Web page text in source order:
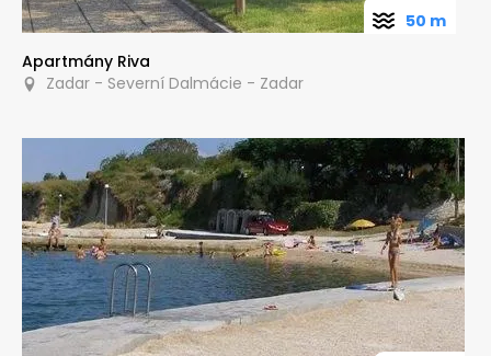
Apartmány Riva
Zadar - Severní Dalmácie - Zadar
50 m